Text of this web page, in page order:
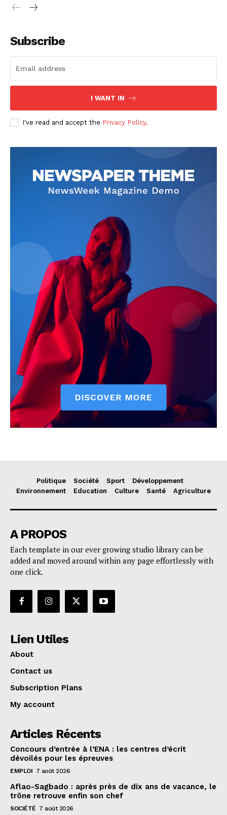
Subscribe
I WANT IN
I've read and accept the Privacy Policy.
Politique Société Sport
Développement
Environnement
Education Culture Santé Agriculture
A PROPOS
Each template in our ever growing studio library can be
added and moved around within any page effortlessly with
one click.
Lien Utiles
About
Contact us
Subscription Plans
My account
Articles Récents
Concours d’entrée à l’ENA : les centres d’écrit
dévoilés pour les épreuves
EMPLOI 7 août 2026
Aflao-Sagbado : après près de dix ans de vacance, le
trône retrouve enfin son chef
SOCIÉTÉ 7 août 2026